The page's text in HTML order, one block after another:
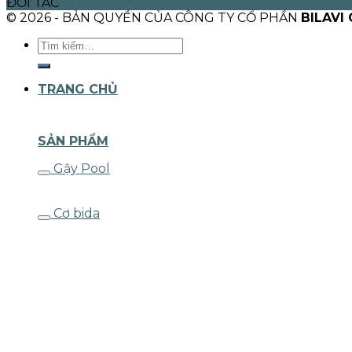
© 2026 - BẢN QUYỀN CỦA CÔNG TY CỔ PHẦN BILAVI
Tìm
kiếm:
TRANG CHỦ
SẢN PHẨM
Gậy Pool
Cơ bida